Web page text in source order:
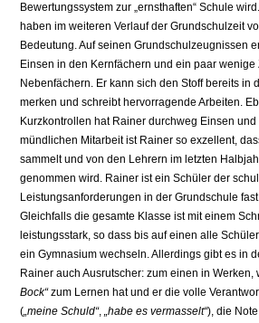
Bewertungssystem zur „ernsthaften“ Schule
haben im weiteren Verlauf der Grundschulzeit
Bedeutung. Auf seinen Grundschulzeugnissen
Einsen in den Kernfächern und ein paar
Nebenfächern. Er kann sich den Stoff bereits in
merken und schreibt hervorragende Arbeiten.
Kurzkontrollen hat Rainer durchweg Einsen
mündlichen Mitarbeit ist Rainer so exzellent,
sammelt und von den Lehrern im letzten
genommen wird. Rainer ist ein Schüler der
Leistungsanforderungen in der Grundschule
Gleichfalls die gesamte Klasse ist mit einem
leistungsstark, so dass bis auf einen alle
ein Gymnasium wechseln. Allerdings gibt es in
Rainer auch Ausrutscher: zum einen in
Bock“zum Lernen hat und er die volle
(„meine Schuld“,„habe es vermasselt“), die